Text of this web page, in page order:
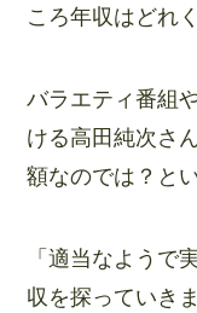
ころ年収はどれ
バラエティ番組
ける高田純次さ
額なのでは？と
「適当なようで
収を探っていき